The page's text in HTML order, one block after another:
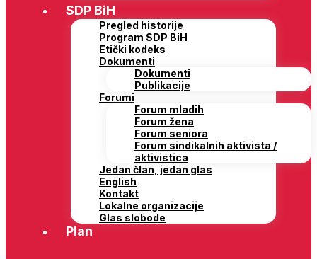
SDP BiH
Pregled historije
Program SDP BiH
Etički kodeks
Dokumenti
Dokumenti
Publikacije
Forumi
Forum mladih
Forum žena
Forum seniora
Forum sindikalnih aktivista /
aktivistica
Jedan član, jedan glas
English
Kontakt
Lokalne organizacije
Glas slobode
Plan